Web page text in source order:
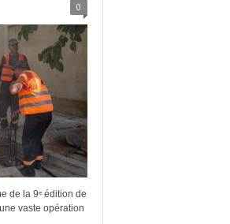
0
de la 9ᵉ édition de
vaste opération